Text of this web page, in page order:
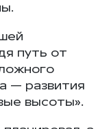
путь от
— развития
высоты».